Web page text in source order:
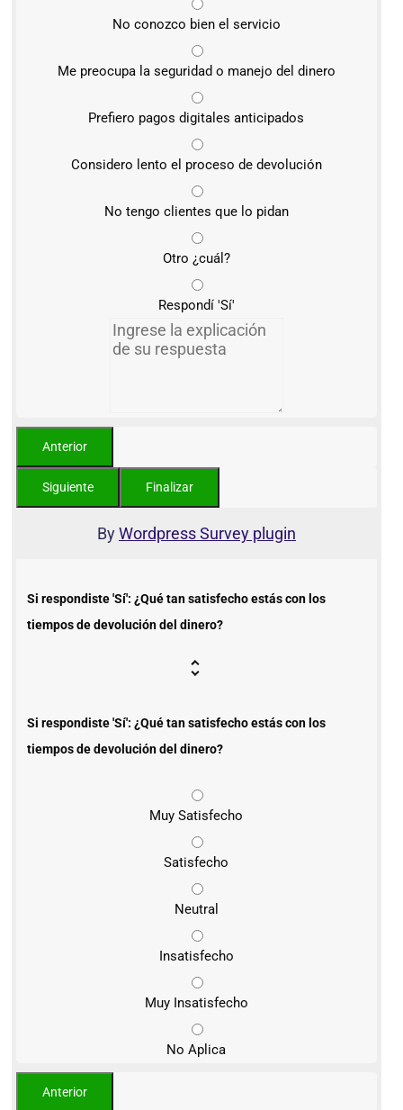
No conozco bien el servicio
Me preocupa la seguridad o manejo del dinero
Prefiero pagos digitales anticipados
Considero lento el proceso de devolución
No tengo clientes que lo pidan
Otro ¿cuál?
Respondí 'Sí'
ByWordpress Survey plugin
Si respondiste 'Sí': ¿Qué tan satisfecho estás con los
tiempos de devolución del dinero?
Si respondiste 'Sí': ¿Qué tan satisfecho estás con los
tiempos de devolución del dinero?
Muy Satisfecho
Satisfecho
Neutral
Insatisfecho
Muy Insatisfecho
No Aplica